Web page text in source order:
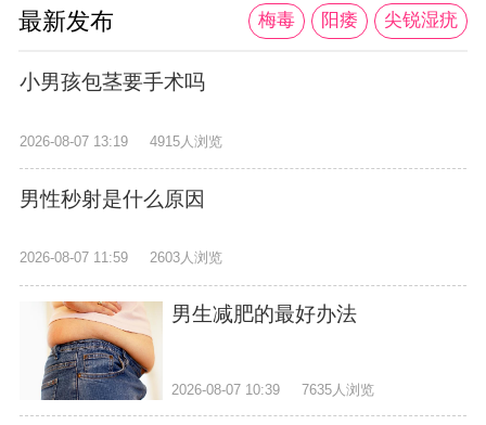
最新发布 梅毒 阳痿 尖锐湿疣
小男孩包茎要手术吗
2026-08-07 13:19 4915人浏览
男性秒射是什么原因
2026-08-07 11:59 2603人浏览
男生减肥的最好办法
2026-08-07 10:39 7635人浏览